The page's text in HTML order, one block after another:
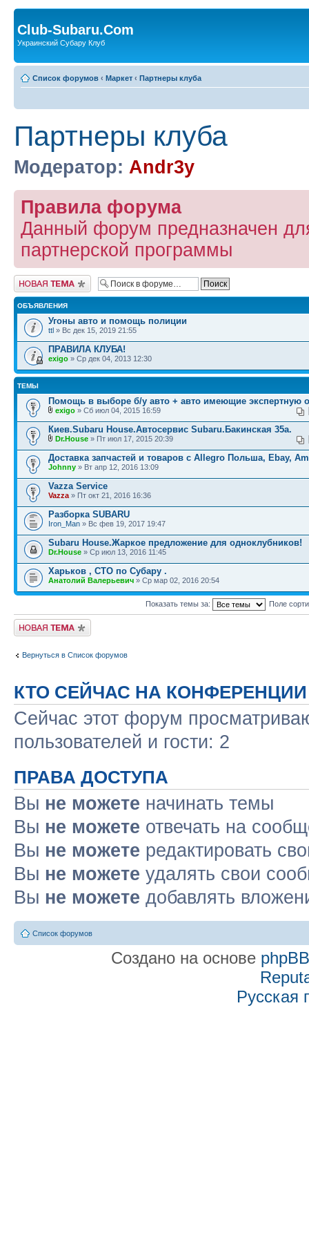
Club-Subaru.Com
Украинский Субару Клуб
Список форумов ‹ Маркет ‹ Партнеры клуба
Партнеры клуба
Модератор: Andr3y
Правила форума
Данный форум предназначен
партнерской программы
Новая тема
ОБЪЯВЛЕНИЯ
Угоны авто и помощь полиции
ttl » Вс дек 15, 2019 21:55
ПРАВИЛА КЛУБА!
exigo » Ср дек 04, 2013 12:30
ТЕМЫ
Помощь в выборе б/у авто + авто имеющие экспертную
exigo » Сб июл 04, 2015 16:59
Киев.Subaru House.Автосервис Subaru.Бакинская 35а.
Dr.House » Пт июл 17, 2015 20:39
Доставка запчастей и товаров с Allegro Польша, Ebay,
Johnny » Вт апр 12, 2016 13:09
Vazza Service
Vazza » Пт окт 21, 2016 16:36
Разборка SUBARU
Iron_Man » Вс фев 19, 2017 19:47
Subaru House.Жаркое предложение для одноклубников!
Dr.House » Ср июл 13, 2016 11:45
Харьков , СТО по Субару .
Анатолий Валерьевич » Ср мар 02, 2016 20:54
Показать темы за: Поле
Новая тема
Вернуться в Список форумов
КТО СЕЙЧАС НА КОНФЕРЕНЦИИ
Сейчас этот форум
пользователей и гости: 2
ПРАВА ДОСТУПА
Вы не можете начинать темы
Вы не можете отвечать на
Вы не можете редактировать
Вы не можете удалять свои
Вы не можете добавлять
Список форумов
Создано на основе phpBB
Русская